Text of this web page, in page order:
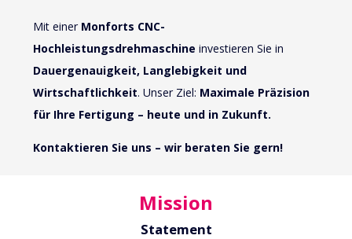
Mit einer Monforts CNC-
Hochleistungsdrehmaschine investieren Sie in
Dauergenauigkeit, Langlebigkeit und
Wirtschaftlichkeit. Unser Ziel: Maximale Präzision
für Ihre Fertigung – heute und in Zukunft.
Kontaktieren Sie uns – wir beraten Sie gern!
Mission
Statement